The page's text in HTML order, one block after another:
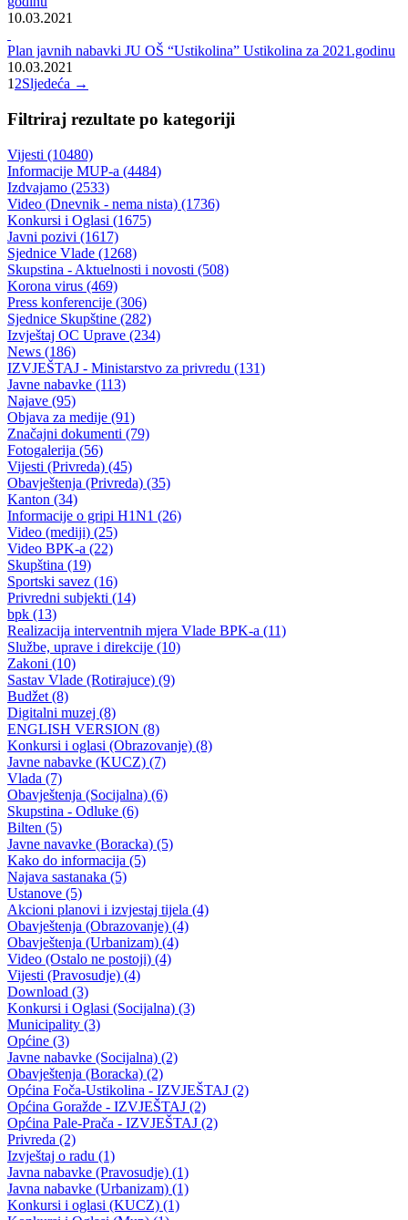
BUDŽET ZA GRAĐANE
26.03.2021